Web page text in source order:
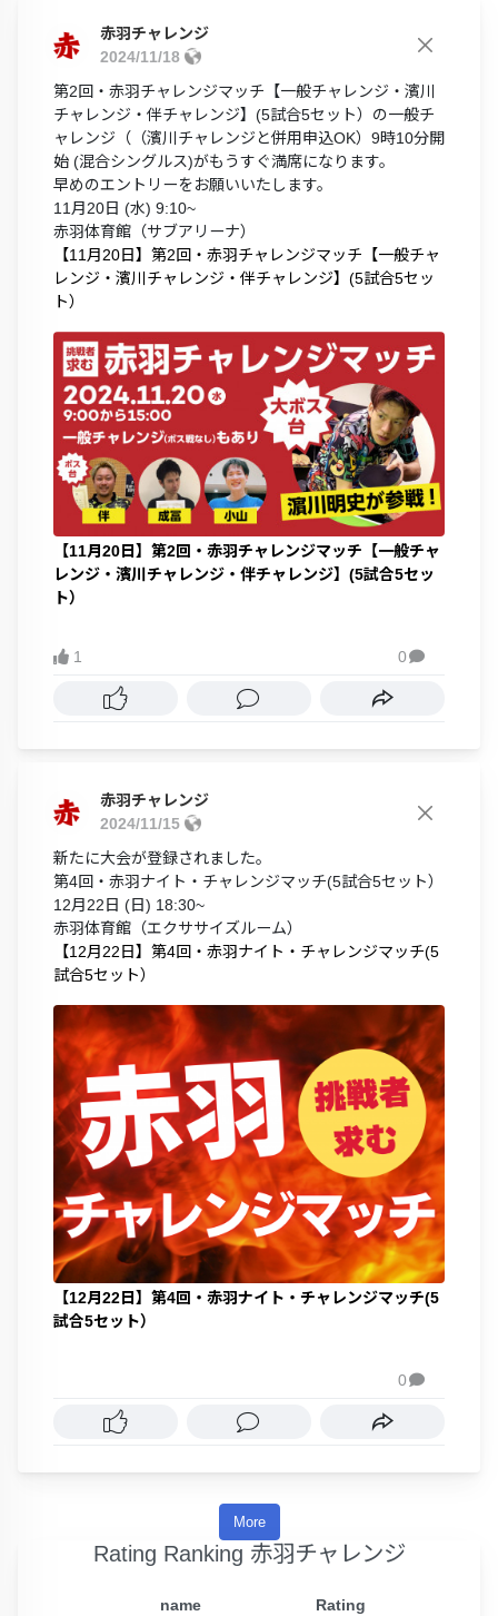
赤羽チャレンジ
2024/11/18
第2回・赤羽チャレンジマッチ【一般チャレンジ・濱川
チャレンジ・伴チャレンジ】(5試合5セット）の一般チ
ャレンジ（（濱川チャレンジと併用申込OK）9時10分開
始 (混合シングルス)がもうすぐ満席になります。
早めのエントリーをお願いいたします。
11月20日 (水) 9:10~
赤羽体育館（サブアリーナ）
【11月20日】第2回・赤羽チャレンジマッチ【一般チャ
レンジ・濱川チャレンジ・伴チャレンジ】(5試合5セッ
ト）
【11月20日】第2回・赤羽チャレンジマッチ【一般チャ
レンジ・濱川チャレンジ・伴チャレンジ】(5試合5セッ
ト）
1 0
赤羽チャレンジ
2024/11/15
新たに大会が登録されました。
第4回・赤羽ナイト・チャレンジマッチ(5試合5セット）
12月22日 (日) 18:30~
赤羽体育館（エクササイズルーム）
【12月22日】第4回・赤羽ナイト・チャレンジマッチ(5
試合5セット）
【12月22日】第4回・赤羽ナイト・チャレンジマッチ(5
試合5セット）
0
More
Rating Ranking 赤羽チャレンジ
name Rating